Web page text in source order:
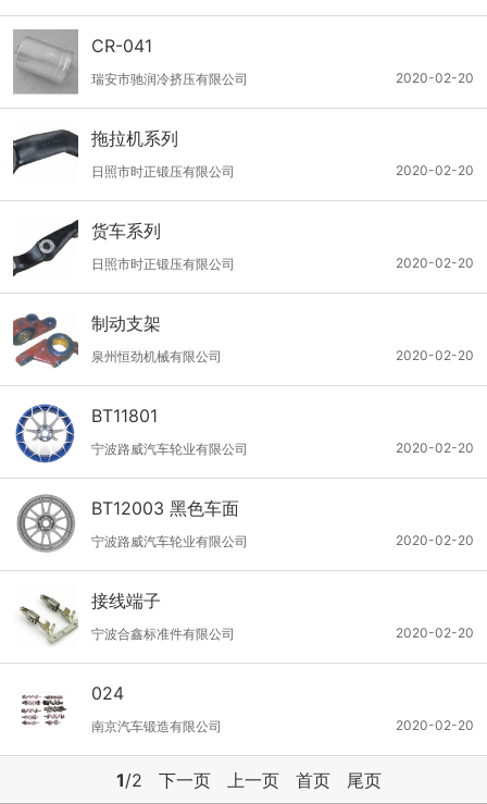
CR-041
2020-02-20
瑞安市驰润冷挤压有限公司
拖拉机系列
2020-02-20
日照市时正锻压有限公司
货车系列
2020-02-20
日照市时正锻压有限公司
制动支架
2020-02-20
泉州恒劲机械有限公司
BT11801
2020-02-20
宁波路威汽车轮业有限公司
BT12003 黑色车面
2020-02-20
宁波路威汽车轮业有限公司
接线端子
2020-02-20
宁波合鑫标准件有限公司
024
2020-02-20
南京汽车锻造有限公司
1/2 下一页 上一页 首页 尾页